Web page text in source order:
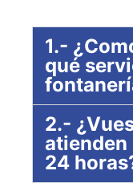
1.-
qué
2.-
atienden
24